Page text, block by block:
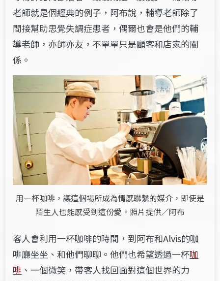
老師就是個經典的例子，阿布說，輔導老師除了
間接幫助思覺失調症患者，偶爾也會是他們的輔
導老師，亦師亦友，不單單只是顧客和店家的關
係。
用一杯咖啡，讓這個場所成為情感聯繫的媒介，即使是
陌生人也能感受到這份愛。照片提供／阿布
客人會利用一杯咖啡的時間，到阿布和Alvis的咖
啡廳坐坐、和他們聊聊。他們也希望透過一杯咖
啡 、一個微笑，帶客人找回面對這個世界的力